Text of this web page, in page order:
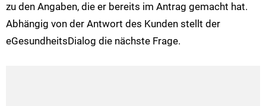
zu den Angaben, die er bereits im Antrag gemacht hat.
Abhängig von der Antwort des Kunden stellt der
eGesundheitsDialog die nächste Frage.